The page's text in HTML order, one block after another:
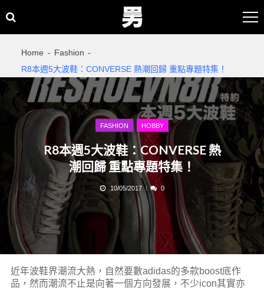
to
to
Home
Fashion
R8本週5大波鞋：CONVERSE 熱潮回歸 重點專題特集！
FASHION HOBBY
R8本週5大波鞋：CONVERSE 熱
潮回歸 重點專題特集！
10/05/2017 0
近年波鞋界潮流大熱，自然要數adidas的多款boost底作
品，然而潮流不止是向著一個方向發展，不少icon其實亦